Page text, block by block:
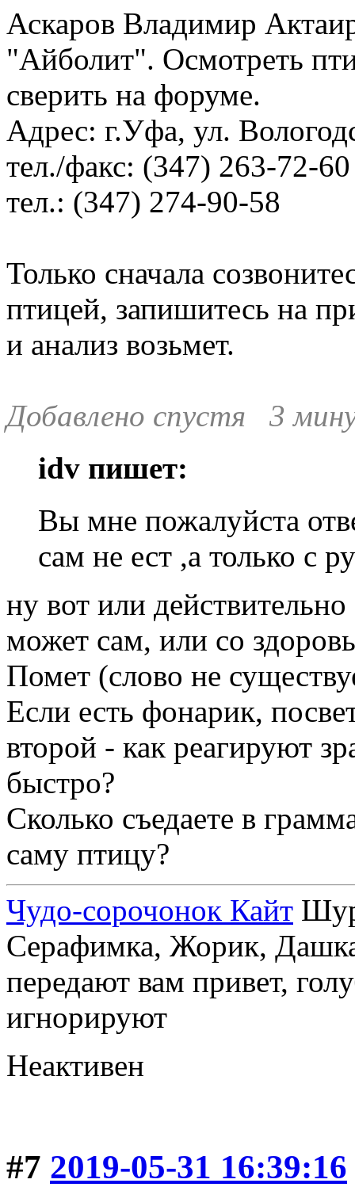
Аскаров Владимир
"Айболит". Осмотреть
сверить на форуме.
Адрес: г.Уфа, ул.
тел./факс: (347) 263-72-60
тел.: (347) 274-90-58
Только сначала
птицей, запишитесь на
и анализ возьмет.
Добавлено спустя 3
idv пишет:
Вы мне пожалуйста
сам не ест ,а только с
ну вот или
может сам, или со
Помет (слово не
Если есть фонарик,
второй - как реагируют
быстро?
Сколько съедаете в
саму птицу?
Чудо-сорочонок Кайт
Серафимка, Жорик,
передают вам привет,
игнорируют
Неактивен
#7 2019-05-31 16:39:16